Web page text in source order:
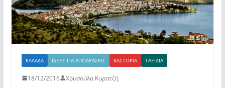
ΕΛΛΆΔΑ ΙΔΈΕΣ ΓΙΑ ΑΠΟΔΡΆΣΕΙΣ ΚΑΣΤΟΡΙΆ ΤΑΞΙΔΙΑ
18/12/2016 Χρυσούλα Κυρατζή